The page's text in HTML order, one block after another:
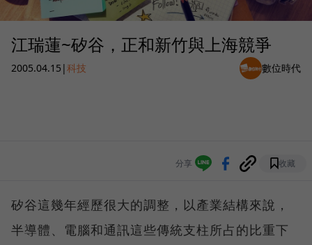
江瑞蓮~矽谷，正和新竹與上海競爭
2005.04.15 |科技 數位時代
分享 收藏
矽谷這幾年經歷很大的調整，以產業結構來說，
半導體、電腦和通訊這些傳統支柱所占的比重下